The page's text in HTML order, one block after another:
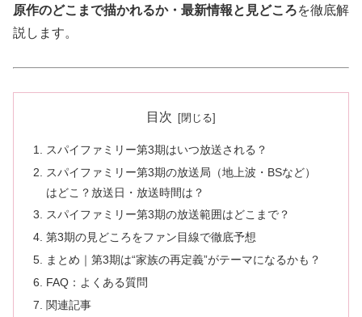
原作のどこまで描かれるか・最新情報と見どころを徹底解
説します。
目次
スパイファミリー第3期はいつ放送される？
スパイファミリー第3期の放送局（地上波・BSなど）
はどこ？放送日・放送時間は？
スパイファミリー第3期の放送範囲はどこまで？
第3期の見どころをファン目線で徹底予想
まとめ｜第3期は“家族の再定義”がテーマになるかも？
FAQ：よくある質問
関連記事